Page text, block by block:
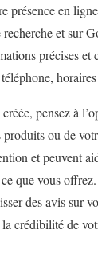
présence en
recherche et sur
précises et
pensez à
ou de
et peuvent
que vous
des avis sur
crédibilité de